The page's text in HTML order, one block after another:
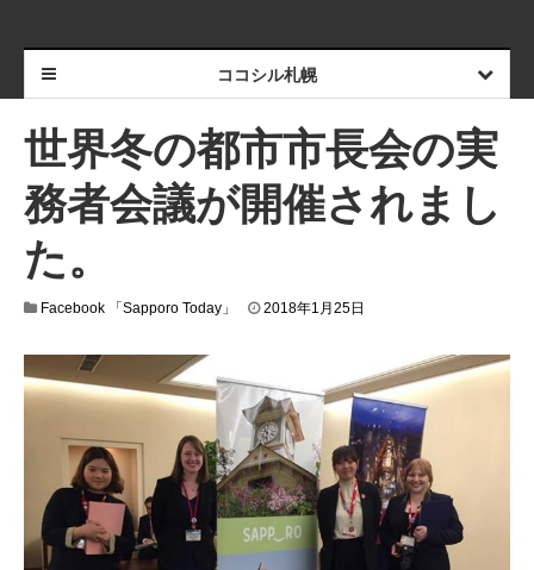
ココシル札幌
世界冬の都市市長会の実
務者会議が開催されまし
た。
Facebook 「Sapporo Today」 2018年1月25日